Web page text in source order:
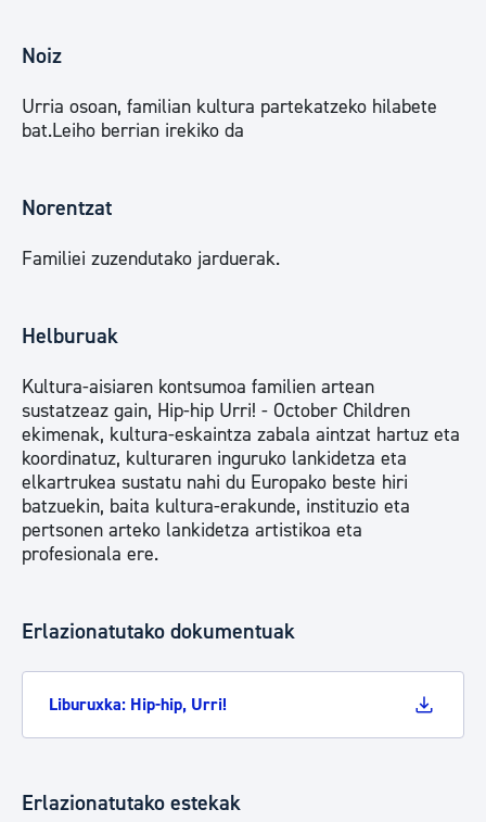
Noiz
Urria osoan, familian kultura partekatzeko hilabete
bat.Leiho berrian irekiko da
Norentzat
Familiei zuzendutako jarduerak.
Helburuak
Kultura-aisiaren kontsumoa familien artean
sustatzeaz gain, Hip-hip Urri! - October Children
ekimenak, kultura-eskaintza zabala aintzat hartuz eta
koordinatuz, kulturaren inguruko lankidetza eta
elkartrukea sustatu nahi du Europako beste hiri
batzuekin, baita kultura-erakunde, instituzio eta
pertsonen arteko lankidetza artistikoa eta
profesionala ere.
Erlazionatutako dokumentuak
Liburuxka: Hip-hip, Urri!
Erlazionatutako estekak